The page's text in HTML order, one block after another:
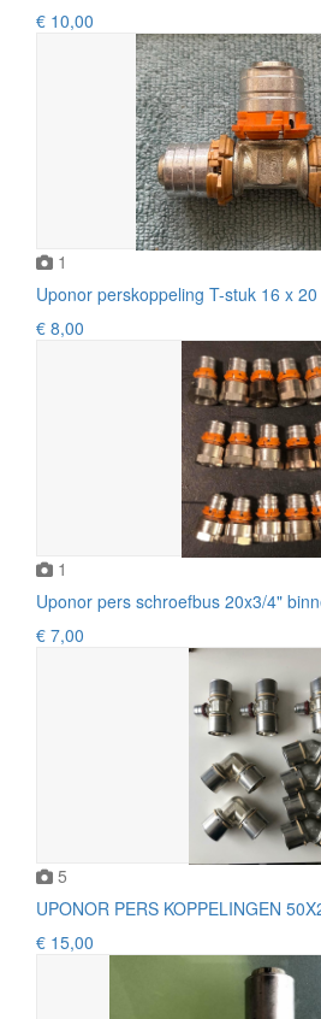
€ 10,00
1
Uponor perskoppeling T-stuk 16 x
€ 8,00
1
Uponor pers schroefbus 20x3/4"
€ 7,00
5
UPONOR PERS KOPPELINGEN
€ 15,00